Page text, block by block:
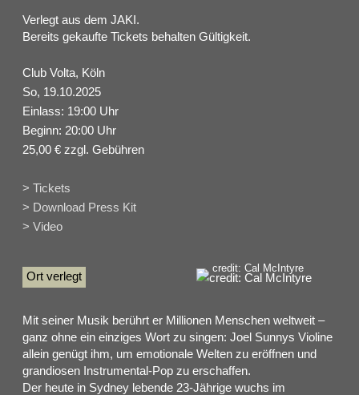
Verlegt aus dem JAKI.
Bereits gekaufte Tickets behalten Gültigkeit.
Club Volta, Köln
So, 19.10.2025
Einlass: 19:00 Uhr
Beginn: 20:00 Uhr
25,00 € zzgl. Gebühren
> Tickets
> Download Press Kit
> Video
Ort verlegt
credit: Cal McIntyre
Mit seiner Musik berührt er Millionen Menschen weltweit –
ganz ohne ein einziges Wort zu singen: Joel Sunnys Violine
allein genügt ihm, um emotionale Welten zu eröffnen und
grandiosen Instrumental-Pop zu erschaffen.
Der heute in Sydney lebende 23-Jährige wuchs im